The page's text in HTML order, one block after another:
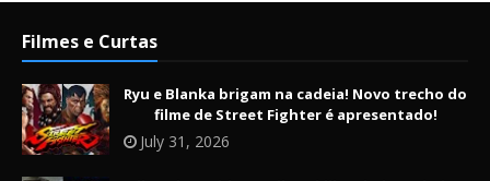
Filmes e Curtas
Ryu e Blanka brigam na cadeia! Novo trecho do
filme de Street Fighter é apresentado!
July 31, 2026